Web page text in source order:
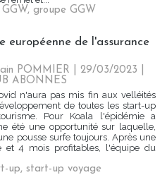
GGW, groupe GGW
européenne de l'assurance
POMMIER | 29/03/2023
ABONNES
n'aura pas mis fin aux velléités
de toutes les start-up
Pour Koala l'épidémie a
été une opportunité sur laquelle,
pousse surfe toujours. Après une
et 4 mois profitables, l'équipe du
up, start-up voyage